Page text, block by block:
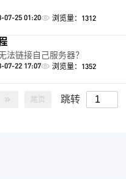
07-25 01:20 浏览量：1312
法链接自己服务器？
07-22 17:07 浏览量：1352
尾页 跳转